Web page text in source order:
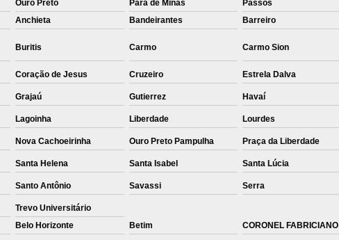
Private Label Biquínis
Private
Private Label Camisetas
Private Label Têxtil
Sublimação
Sublimação de Camisetas
Sublimação de Estampa em
Sublimação em Camisetas de
Sublimação em Tecido
Ouro Preto Pará de Minas Passos
Anchieta Bandeirantes Barreiro
Buritis Carmo Carmo Sion
Coração de Jesus Cruzeiro Estrela Dalva
Grajaú Gutierrez Havaí
Lagoinha Liberdade Lourdes
Nova Cachoeirinha Ouro Preto Pampulha Praça da Liberdade
Santa Helena Santa Isabel Santa Lúcia
Santo Antônio Savassi Serra
Trevo Universitário
Belo Horizonte Betim CORONEL FABRICIANO